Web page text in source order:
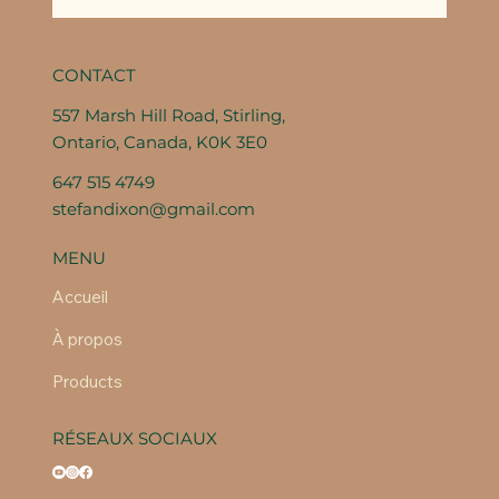
CONTACT
557 Marsh Hill Road, Stirling,
Ontario, Canada, K0K 3E0
647 515 4749
stefandixon@gmail.com
MENU
Accueil
À propos
Products
RÉSEAUX SOCIAUX